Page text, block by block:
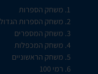
משחק הספרות
משחק הספרות הגדול
משחק המספרים
משחק המכפלות
משחק הראשוניים
רמי 100